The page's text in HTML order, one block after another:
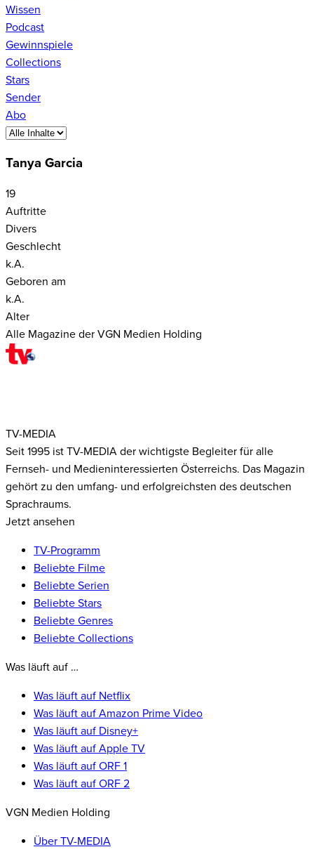
Wissen
Podcast
Gewinnspiele
Collections
Stars
Sender
Abo
Tanya Garcia
19
Auftritte
Divers
Geschlecht
k.A.
Geboren am
k.A.
Alter
Alle Magazine der VGN Medien Holding
TV-MEDIA
Seit 1995 ist TV-MEDIA der wichtigste Begleiter für alle
Fernseh- und Medieninteressierten Österreichs. Das Magazin
gehört zu den umfang- und erfolgreichsten des deutschen
Sprachraums.
Jetzt ansehen
TV-Programm
Beliebte Filme
Beliebte Serien
Beliebte Stars
Beliebte Genres
Beliebte Collections
Was läuft auf …
Was läuft auf Netflix
Was läuft auf Amazon Prime Video
Was läuft auf Disney+
Was läuft auf Apple TV
Was läuft auf ORF 1
Was läuft auf ORF 2
VGN Medien Holding
Über TV-MEDIA